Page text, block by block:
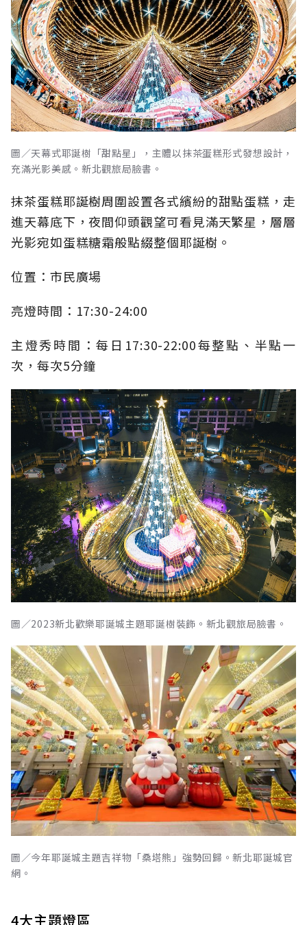
圖／天幕式耶誕樹「甜點星」，主體以抹茶蛋糕形式發想設計，
充滿光影美感。新北觀旅局臉書。
抹茶蛋糕耶誕樹周圍設置各式繽紛的甜點蛋糕，走
進天幕底下，夜間仰頭觀望可看見滿天繁星，層層
光影宛如蛋糕糖霜般點綴整個耶誕樹。
位置：市民廣場
亮燈時間： 17:30-24:00
主燈秀時間：每日 17:30-22:00每整點、半點一
次，每次5分鐘
圖／2023新北歡樂耶誕城主題耶誕樹裝飾。新北觀旅局臉書。
圖／今年耶誕城主題吉祥物「桑塔熊」強勢回歸。新北耶誕城官
網。
4大主題燈區